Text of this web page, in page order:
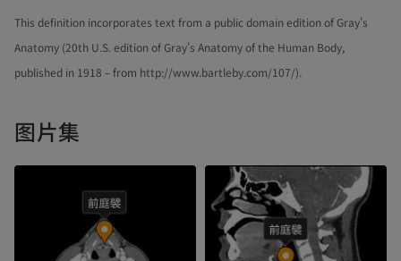
This definition incorporates text from a public domain edition of Gray's
Anatomy (20th U.S. edition of Gray's Anatomy of the Human Body,
published in 1918 – from http://www.bartleby.com/107/).
图片集